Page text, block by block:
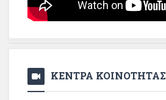
ΚΕΝΤΡΑ ΚΟΙΝΟΤΗΤΑΣ